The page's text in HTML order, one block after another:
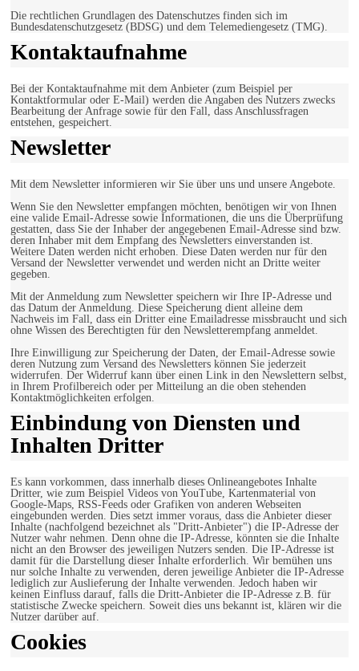
Die rechtlichen Grundlagen des Datenschutzes finden sich im
Bundesdatenschutzgesetz (BDSG) und dem Telemediengesetz (TMG).
Kontaktaufnahme
Bei der Kontaktaufnahme mit dem Anbieter (zum Beispiel per
Kontaktformular oder E-Mail) werden die Angaben des Nutzers zwecks
Bearbeitung der Anfrage sowie für den Fall, dass Anschlussfragen
entstehen, gespeichert.
Newsletter
Mit dem Newsletter informieren wir Sie über uns und unsere Angebote.
Wenn Sie den Newsletter empfangen möchten, benötigen wir von Ihnen
eine valide Email-Adresse sowie Informationen, die uns die Überprüfung
gestatten, dass Sie der Inhaber der angegebenen Email-Adresse sind bzw.
deren Inhaber mit dem Empfang des Newsletters einverstanden ist.
Weitere Daten werden nicht erhoben. Diese Daten werden nur für den
Versand der Newsletter verwendet und werden nicht an Dritte weiter
gegeben.
Mit der Anmeldung zum Newsletter speichern wir Ihre IP-Adresse und
das Datum der Anmeldung. Diese Speicherung dient alleine dem
Nachweis im Fall, dass ein Dritter eine Emailadresse missbraucht und sich
ohne Wissen des Berechtigten für den Newsletterempfang anmeldet.
Ihre Einwilligung zur Speicherung der Daten, der Email-Adresse sowie
deren Nutzung zum Versand des Newsletters können Sie jederzeit
widerrufen. Der Widerruf kann über einen Link in den Newslettern selbst,
in Ihrem Profilbereich oder per Mitteilung an die oben stehenden
Kontaktmöglichkeiten erfolgen.
Einbindung von Diensten und
Inhalten Dritter
Es kann vorkommen, dass innerhalb dieses Onlineangebotes Inhalte
Dritter, wie zum Beispiel Videos von YouTube, Kartenmaterial von
Google-Maps, RSS-Feeds oder Grafiken von anderen Webseiten
eingebunden werden. Dies setzt immer voraus, dass die Anbieter dieser
Inhalte (nachfolgend bezeichnet als "Dritt-Anbieter") die IP-Adresse der
Nutzer wahr nehmen. Denn ohne die IP-Adresse, könnten sie die Inhalte
nicht an den Browser des jeweiligen Nutzers senden. Die IP-Adresse ist
damit für die Darstellung dieser Inhalte erforderlich. Wir bemühen uns
nur solche Inhalte zu verwenden, deren jeweilige Anbieter die IP-Adresse
lediglich zur Auslieferung der Inhalte verwenden. Jedoch haben wir
keinen Einfluss darauf, falls die Dritt-Anbieter die IP-Adresse z.B. für
statistische Zwecke speichern. Soweit dies uns bekannt ist, klären wir die
Nutzer darüber auf.
Cookies